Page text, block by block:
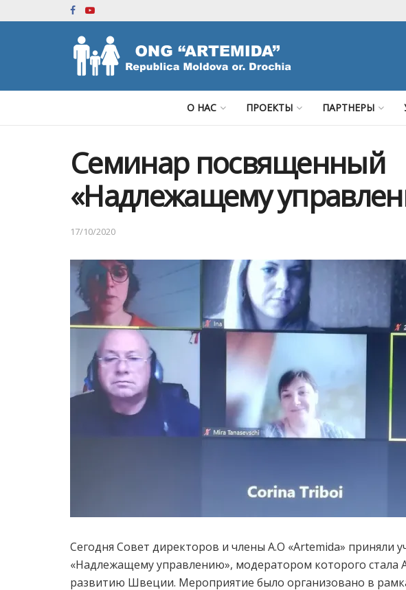
О НАС ПРОЕКТЫ ПАРТНЕРЫ
Семинар посвященный
«Надлежащему
17/10/2020
Сегодня Совет директоров и члены A.O «Artemida» приняли
«Надлежащему управлению», модератором которого стала
развитию Швеции. Мероприятие было организовано в